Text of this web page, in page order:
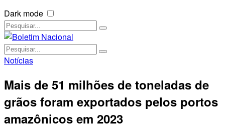
Dark mode
Notícias
Mais de 51 milhões de toneladas de
grãos foram exportados pelos portos
amazônicos em 2023